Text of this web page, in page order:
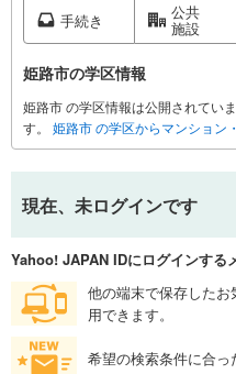
手続き 公共
施設
姫路市の学区情報
姫路市 の学区情報は公開されてい
す。
姫路市 の学区からマンション
現在、未ログインです
Yahoo! JAPAN IDにログインする
他の端末で保存した
用できます。
希望の検索条件に合っ